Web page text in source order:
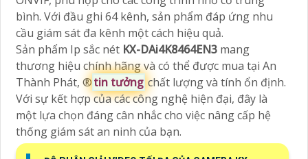
bình. Với đầu ghi 64 kênh, sản phẩm đáp ứng nhu
cầu giám sát đa kênh một cách hiệu quả.
Sản phẩm Ip sắc nét KX-DAi4K8464EN3 mang
thương hiệu chính hãng và có thể được mua tại An
Thành Phát, ®️tin tưởng chất lượng và tính ổn định.
Với sự kết hợp của các công nghệ hiện đại, đây là
một lựa chọn đáng cân nhắc cho việc nâng cấp hệ
thống giám sát an ninh của bạn.